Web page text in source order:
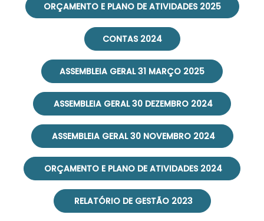
ORÇAMENTO E PLANO DE ATIVIDADES 2025
CONTAS 2024
ASSEMBLEIA GERAL 31 MARÇO 2025
ASSEMBLEIA GERAL 30 DEZEMBRO 2024
ASSEMBLEIA GERAL 30 NOVEMBRO 2024
ORÇAMENTO E PLANO DE ATIVIDADES 2024
RELATÓRIO DE GESTÃO 2023